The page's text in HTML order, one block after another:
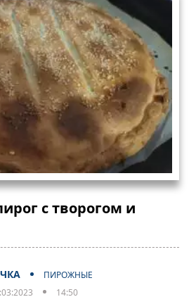
с творогом и
ПИРОЖНЫЕ
14:50